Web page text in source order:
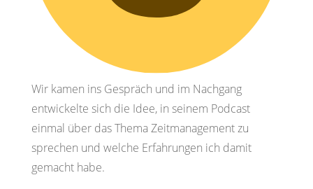
Wir kamen ins Gespräch und im Nachgang
entwickelte sich die Idee, in seinem Podcast
einmal über das Thema Zeitmanagement zu
sprechen und welche Erfahrungen ich damit
gemacht habe.